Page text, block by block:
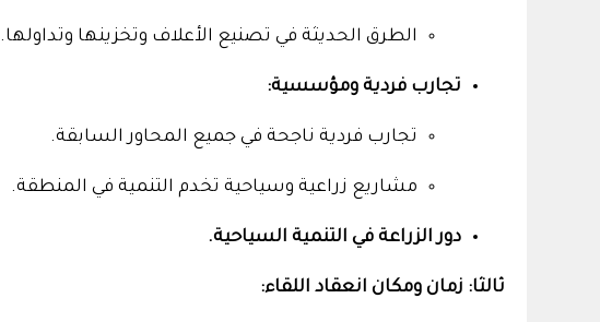
الطرق الحديثة في تصنيع الأعلاف وتخزينها وتداولها.
تجارب فردية ومؤسسية:
تجارب فردية ناجحة في جميع المحاور السابقة.
مشاريع زراعية وسياحية تخدم التنمية في المنطقة.
دور الزراعة في التنمية السياحية.
ثالثا: زمان ومكان انعقاد اللقاء: